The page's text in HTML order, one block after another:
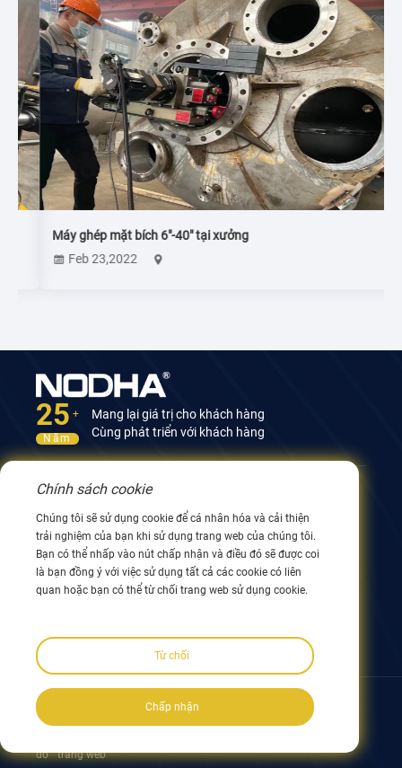
Máy ghép mặt bích 6″-40″ tại xưởng
Feb 23,2022
25 +
Năm
Mang lại giá trị cho khách hàng
Cùng phát triển với khách hàng
Liên hệ với chúng tôi
Tòa nhà 12, số 9 Đường Xingyang, Vô Tích 214082,
Giang Tô, Trung Quốc
0086 510 8580 8562
0086 152 5144 1199
Theo dõi chúng tôi:
Bản quyền ©2023 NODHA Industrial Co.,Ltd. Bảo lưu mọi quyền Sơ
đồ trang web
Chính sách cookie
Chúng tôi sẽ sử dụng cookie để cá nhân hóa và cải thiện
trải nghiệm của bạn khi sử dụng trang web của chúng tôi.
Bạn có thể nhấp vào nút chấp nhận và điều đó sẽ được coi
là bạn đồng ý với việc sử dụng tất cả các cookie có liên
quan hoặc bạn có thể từ chối trang web sử dụng cookie.
Từ chối
Chấp nhận